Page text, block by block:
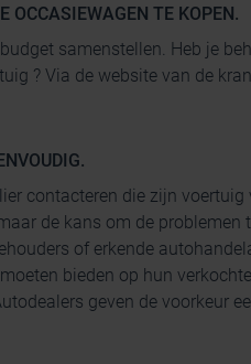
OCCASIEWAGEN TE KOPEN.
samenstellen. Heb je
? Via de website van de
contacteren die zijn
de kans om de
of erkende
bieden op hun
geven de voorkeur